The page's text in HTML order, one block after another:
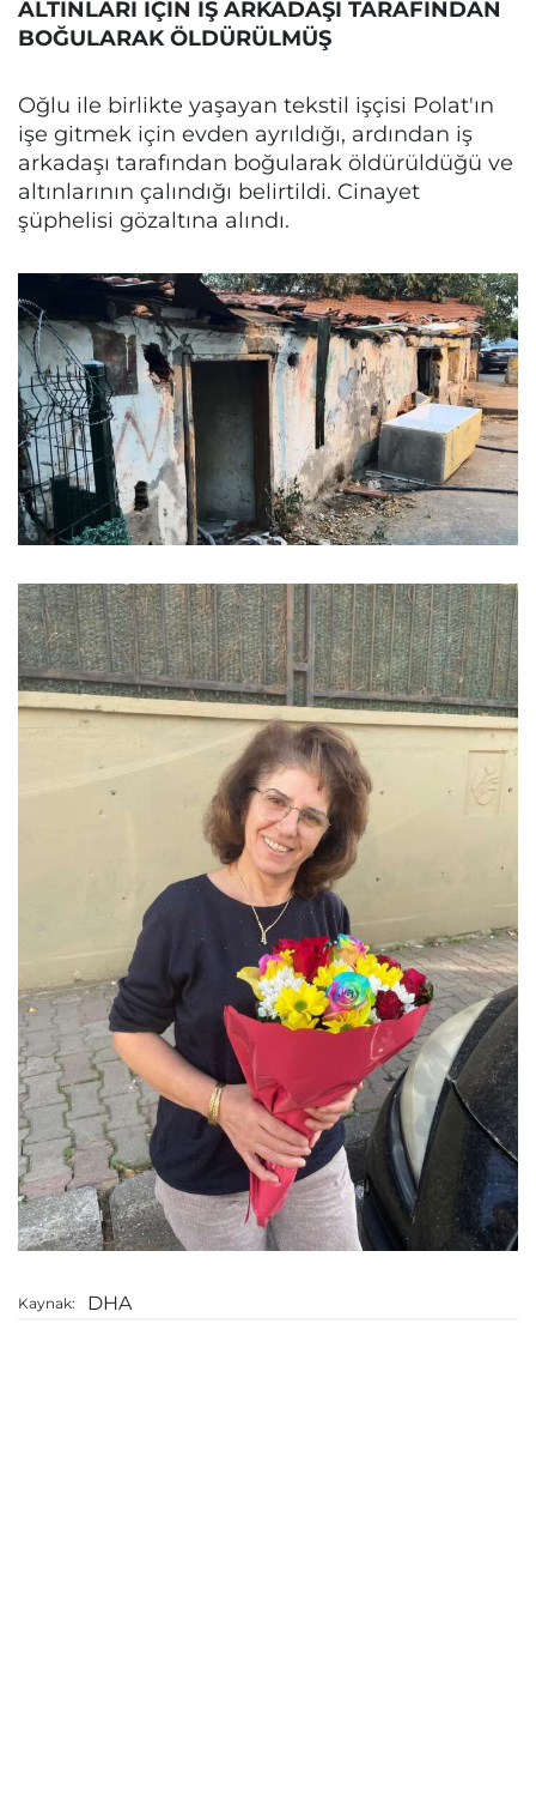
ALTINLARI İÇİN İŞ ARKADAŞI TARAFINDAN
BOĞULARAK ÖLDÜRÜLMÜŞ
Oğlu ile birlikte yaşayan tekstil işçisi Polat'ın
işe gitmek için evden ayrıldığı, ardından iş
arkadaşı tarafından boğularak öldürüldüğü ve
altınlarının çalındığı belirtildi. Cinayet
şüphelisi gözaltına alındı.
Kaynak: DHA